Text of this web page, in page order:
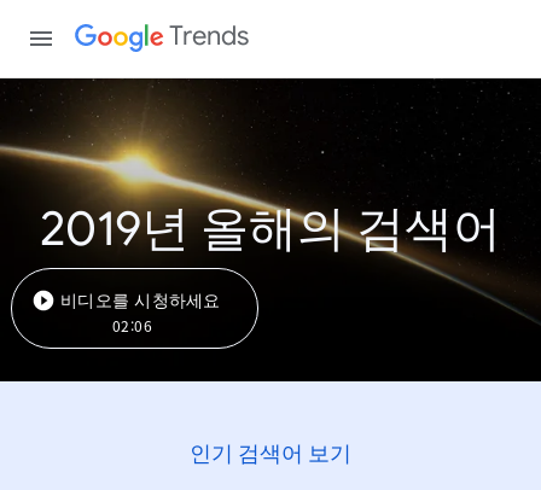
Trends
2019년 올해의 검색어
비디오를 시청하세요
02:06
인기 검색어 보기